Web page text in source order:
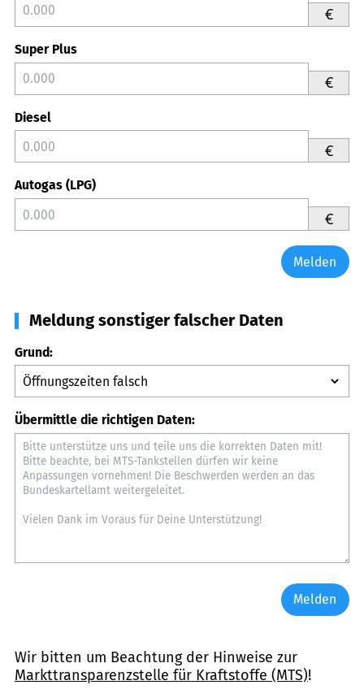
€
Super Plus
€
Diesel
€
Autogas (LPG)
€
Melden
Meldung sonstiger falscher Daten
Grund:
Übermittle die richtigen Daten:
Melden
Wir bitten um Beachtung der Hinweise zur
Markttransparenzstelle für Kraftstoffe (MTS)!